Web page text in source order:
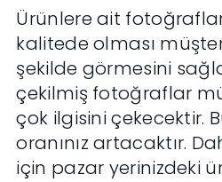
Ürünlere ait
kalitede olması
şekilde görmesini
çekilmiş fotoğraflar
çok ilgisini çekecektir.
oranınız artacaktır.
için pazar yerinizdeki